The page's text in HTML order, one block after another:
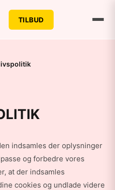
TILBUD
indsamles der oplysninger
og forbedre vores
at der indsamles
cookies og undlade videre